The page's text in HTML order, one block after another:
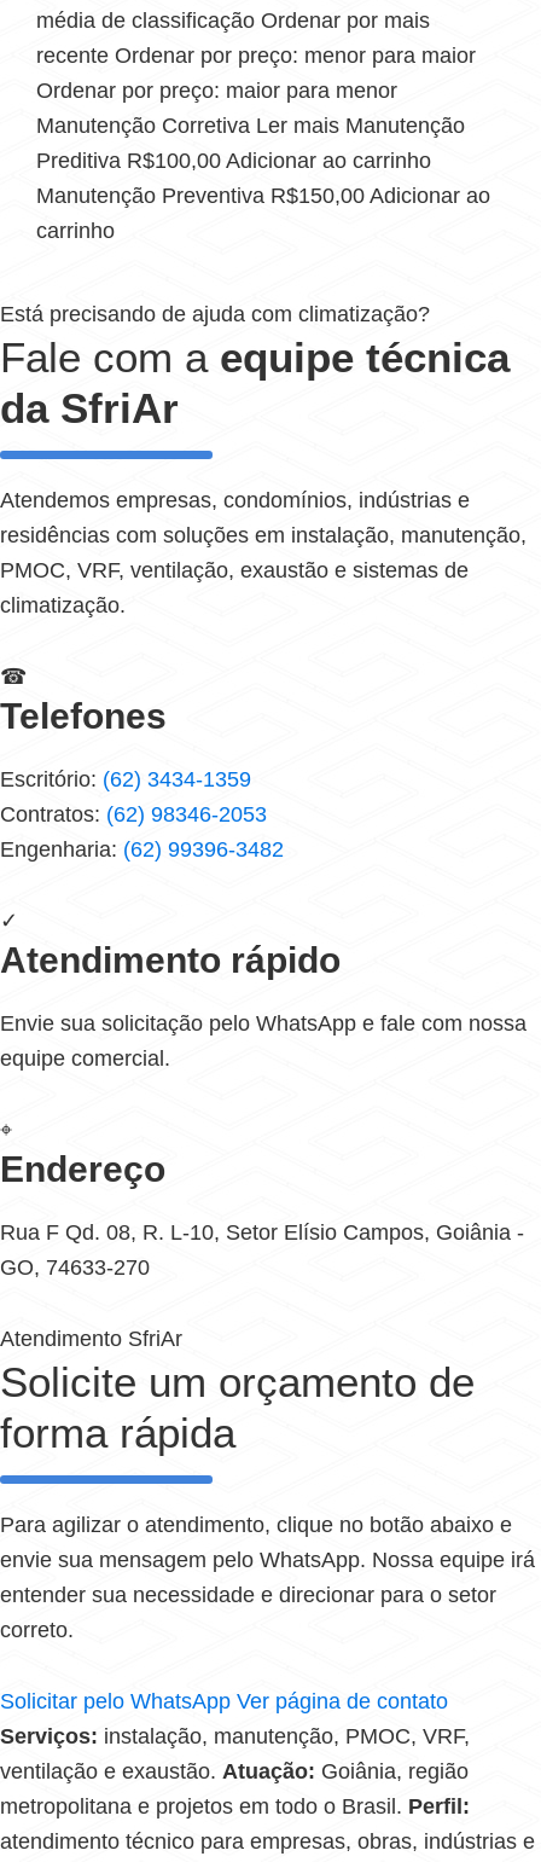
média de classificação Ordenar por mais
recente Ordenar por preço: menor para maior
Ordenar por preço: maior para menor
Manutenção Corretiva Ler mais Manutenção
Preditiva R$100,00 Adicionar ao carrinho
Manutenção Preventiva R$150,00 Adicionar ao
carrinho
Está precisando de ajuda com climatização?
Fale com a equipe técnica
da SfriAr
Atendemos empresas, condomínios, indústrias e
residências com soluções em instalação, manutenção,
PMOC, VRF, ventilação, exaustão e sistemas de
climatização.
☎
Telefones
Escritório: (62) 3434-1359
Contratos: (62) 98346-2053
Engenharia: (62) 99396-3482
✓
Atendimento rápido
Envie sua solicitação pelo WhatsApp e fale com nossa
equipe comercial.
⌖
Endereço
Rua F Qd. 08, R. L-10, Setor Elísio Campos, Goiânia -
GO, 74633-270
Atendimento SfriAr
Solicite um orçamento de
forma rápida
Para agilizar o atendimento, clique no botão abaixo e
envie sua mensagem pelo WhatsApp. Nossa equipe irá
entender sua necessidade e direcionar para o setor
correto.
Solicitar pelo WhatsApp Ver página de contato
Serviços: instalação, manutenção, PMOC, VRF,
ventilação e exaustão. Atuação: Goiânia, região
metropolitana e projetos em todo o Brasil. Perfil:
atendimento técnico para empresas, obras, indústrias e